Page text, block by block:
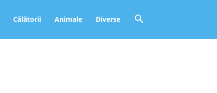
Călătorii Animale Diverse